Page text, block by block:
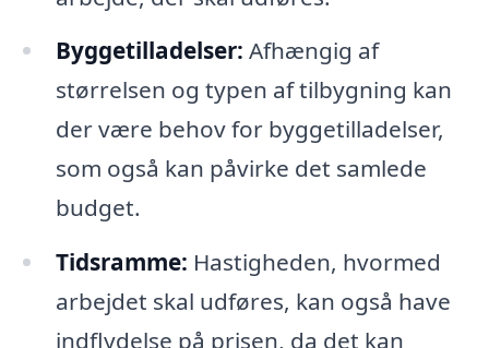
Byggetilladelser: Afhængig af
størrelsen og typen af tilbygning kan
der være behov for byggetilladelser,
som også kan påvirke det samlede
budget.
Tidsramme: Hastigheden, hvormed
arbejdet skal udføres, kan også have
indflydelse på prisen, da det kan